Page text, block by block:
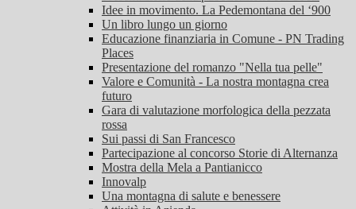
Idee in movimento. La Pedemontana del ‘900
Un libro lungo un giorno
Educazione finanziaria in Comune - PN Trading
Places
Presentazione del romanzo "Nella tua pelle"
Valore e Comunità - La nostra montagna crea
futuro
Gara di valutazione morfologica della pezzata
rossa
Sui passi di San Francesco
Partecipazione al concorso Storie di Alternanza
Mostra della Mela a Pantianicco
Innovalp
Una montagna di salute e benessere